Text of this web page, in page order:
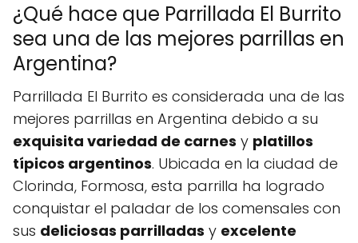
¿Qué hace que Parrillada El Burrito
sea una de las mejores parrillas en
Argentina?
Parrillada El Burrito es considerada una de las
mejores parrillas en Argentina debido a su
exquisita variedad de carnes y platillos
típicos argentinos. Ubicada en la ciudad de
Clorinda, Formosa, esta parrilla ha logrado
conquistar el paladar de los comensales con
sus deliciosas parrilladas y excelente